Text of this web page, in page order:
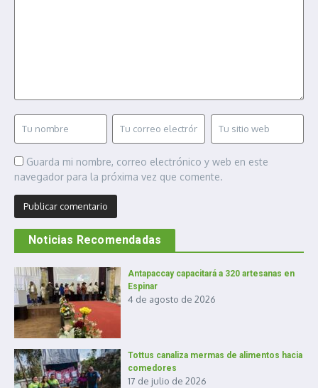
Guarda mi nombre, correo electrónico y web en este
navegador para la próxima vez que comente.
Noticias Recomendadas
Antapaccay capacitará a 320 artesanas en
Espinar
4 de agosto de 2026
Tottus canaliza mermas de alimentos hacia
comedores
17 de julio de 2026